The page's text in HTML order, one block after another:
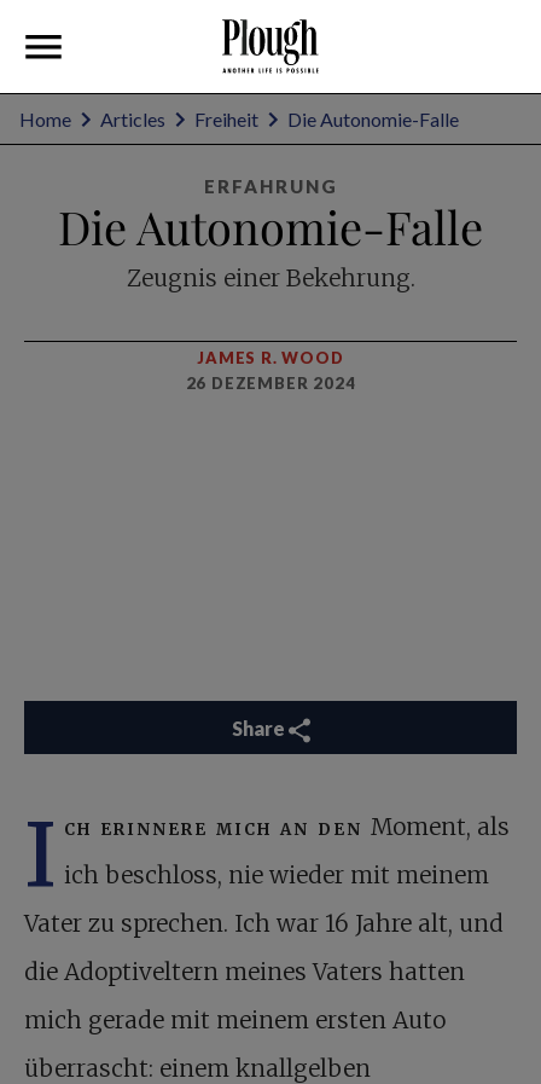
Home Articles Freiheit Die Autonomie-Falle
ERFAHRUNG
Die Autonomie-Falle
Zeugnis einer Bekehrung.
JAMES R. WOOD
26 DEZEMBER 2024
Share
I ch erinnere mich an den Moment, als
ich beschloss, nie wieder mit meinem
Vater zu sprechen. Ich war 16 Jahre alt, und
die Adoptiveltern meines Vaters hatten
mich gerade mit meinem ersten Auto
überrascht: einem knallgelben